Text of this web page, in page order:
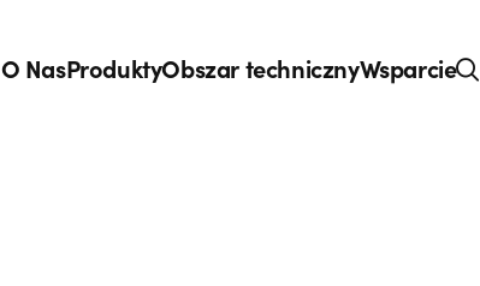
O NasProduktyObszar technicznyWsparcie